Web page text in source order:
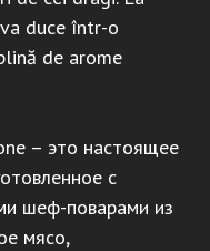
duce într-o
de arome
– это настоящее
с
шеф-поварами из
мясо,